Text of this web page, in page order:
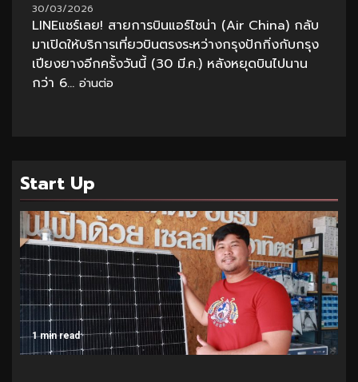
30/03/2026
LINEแชร์เลย! สายการบินแอร์ไชน่า (Air China) กลับ
มาเปิดให้บริการเที่ยวบินตรงระหว่างกรุงปักกิ่งกับกรุง
เปียงยางอีกครั้งวันนี้ (30 มี.ค.) หลังหยุดบินไปนาน
กว่า 6... อ่านต่อ
Start Up
1 min read